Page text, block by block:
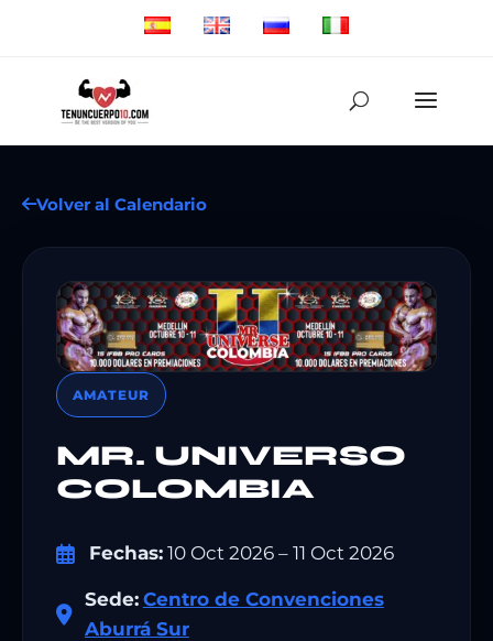
Volver al Calendario
AMATEUR
MR. UNIVERSO
COLOMBIA
Fechas: 10 Oct 2026 – 11 Oct 2026
Sede: Centro de Convenciones
Aburrá Sur